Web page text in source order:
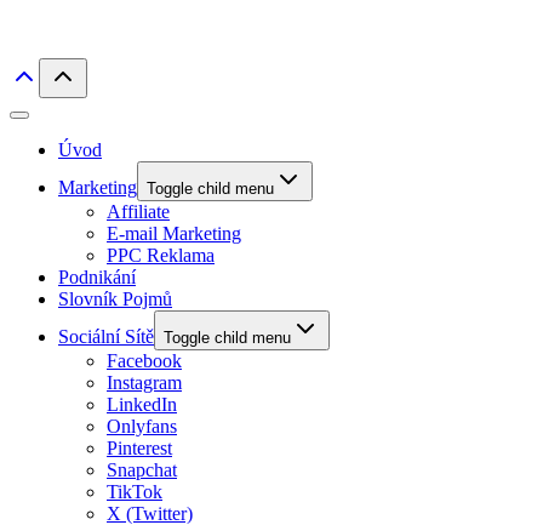
Úvod
Marketing Toggle child menu
Affiliate
E-mail Marketing
PPC Reklama
Podnikání
Slovník Pojmů
Sociální Sítě Toggle child menu
Facebook
Instagram
LinkedIn
Onlyfans
Pinterest
Snapchat
TikTok
X (Twitter)